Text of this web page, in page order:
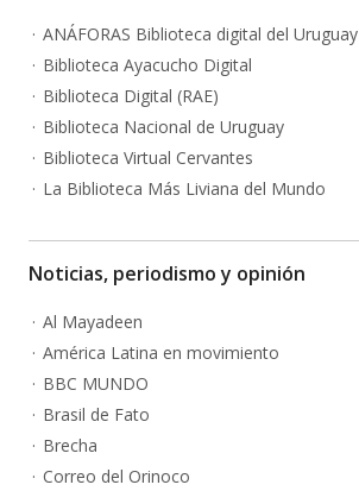
ANÁFORAS Biblioteca digital del Uruguay
Biblioteca Ayacucho Digital
Biblioteca Digital (RAE)
Biblioteca Nacional de Uruguay
Biblioteca Virtual Cervantes
La Biblioteca Más Liviana del Mundo
Noticias, periodismo y opinión
Al Mayadeen
América Latina en movimiento
BBC MUNDO
Brasil de Fato
Brecha
Correo del Orinoco